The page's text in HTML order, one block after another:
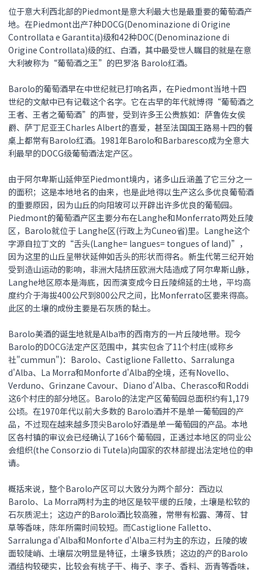
位于意大利西北部的Piedmont是意大利最大也是最重要的葡萄酒产
地。在Piedmont出产7种DOCG(Denominazione di Origine
Controllata e Garantita)级和42种DOC(Denominazione di
Origine Controllata)级的红、白酒，其中最受世人瞩目的就是在意
大利被称为“葡萄酒之王”的巴罗洛 Barolo红酒。
Barolo的葡萄酒早在中世纪就已打响名声，在Piedmont当地十四
世纪的文献中已有记载这个名字。它在古早的年代就博得“葡萄酒之
王者、王者之葡萄酒”的声誉，受到许多王公贵族如：萨鲁佐女侯
爵、萨丁尼亚王Charles Albert的喜爱，甚至法国国王路易十四的餐
桌上都常有Barolo红酒。1981年Barolo和Barbaresco成为全意大
利最早的DOCG级葡萄酒法定产区。
由于阿尔卑斯山延伸至Piedmont境内，诸多山丘涵盖了它三分之一
的面积；这是本地地名的由来，也是此地得以生产这么多优良葡萄酒
的重要原因，因为山丘的向阳坡可以开辟出许多优良的葡萄园。
Piedmont的葡萄酒产区主要分布在Langhe和Monferrato两处丘陵
区，Barolo就位于 Langhe区(行政上为Cuneo省)里。Langhe这个
字源自拉丁文的“舌头(Langhe= langues= tongues of land)”，
因为这里的山丘呈带状延伸如舌头的形状而得名。新生代第三纪开始
受到造山运动的影响，非洲大陆挤压欧洲大陆造成了阿尔卑斯山脉，
Langhe地区原本是海底，因而演变成今日丘陵绵延的土地，平均高
度约介于海拔400公尺到800公尺之间，比Monferrato区要来得高。
此区的土壤的成份主要是石灰质的黏土。
Barolo美酒的诞生地就是Alba市的西南方的一片丘陵地带。现今
Barolo的DOCG法定产区范围中，其实包含了11个村庄(或称乡
社"cummun")：Barolo、Castiglione Falletto、Sarralunga
d'Alba、La Morra和Monforte d'Alba的全境，还有Novello、
Verduno、Grinzane Cavour、Diano d'Alba、Cherasco和Roddi
这6个村庄的部分地区。Barolo的法定产区葡萄园总面积约有1,179
公顷。在1970年代以前大多数的 Barolo酒并不是单一葡萄园的产
品，不过现在越来越多顶尖Barolo好酒是单一葡萄园的产品。本地
区各村镇的审议会已经确认了166个葡萄园，正透过本地区的同业公
会组织(the Consorzio di Tutela)向国家的农林部提出法定地位的申
请。
概括来说，整个Barolo产区可以大致分为两个部分：西边以
Barolo、La Morra两村为主的地区是较平缓的丘陵，土壤是松软的
石灰质泥土；这边产的Barolo酒比较高雅，常带有松露、薄荷、甘
草等香味，陈年所需时间较短。而Castiglione Falletto、
Sarralunga d'Alba和Monforte d'Alba三村为主的东边，丘陵的坡
面较陡峭、土壤层次明显是特征，土壤多铁质；这边的产的Barolo
酒结构较硬实，比较会有桃子干、梅子、李子、香料、沥青等香味，